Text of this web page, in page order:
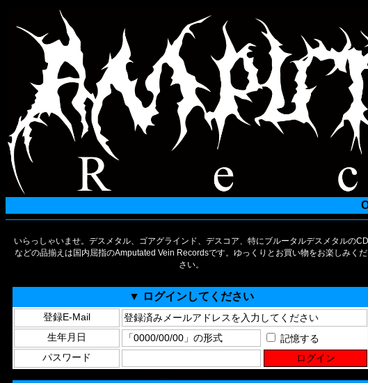
いらっしゃいませ。デスメタル、ゴアグラインド、デスコア、特にブルータルデスメタルのCD
などの品揃えは国内屈指のAmputated Vein Recordsです。ゆっくりとお買い物をお楽しみくだ
さい。
▼ ログインしてください
登録E-Mail
生年月日
記憶する
パスワード